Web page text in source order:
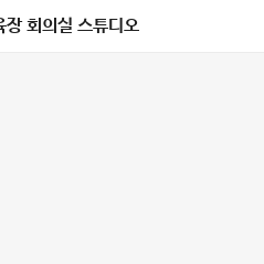
장 회의실 스튜디오